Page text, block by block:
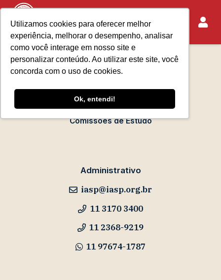
Utilizamos cookies para oferecer melhor
experiência, melhorar o desempenho, analisar
como você interage em nosso site e
personalizar conteúdo. Ao utilizar este site, você
concorda com o uso de cookies.
Ok, entendi!
Sobre o IASP
Requisitos de Associação
Escola Paulista de Advocacia
Acontece no IASP
Eventos
Comissões de Estudo
Administrativo
iasp@iasp.org.br
11 3170 3400
11 2368-9219
11 97674-1787